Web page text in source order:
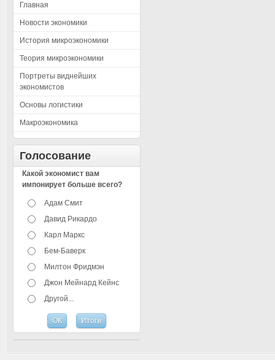
Главная
Новости экономики
История микроэкономики
Теория микроэкономики
Портреты виднейших
экономистов
Основы логистики
Макроэкономика
Голосование
Какой экономист вам
импонирует больше всего?
Адам Смит
Давид Рикардо
Карл Маркс
Бем-Баверк
Милтон Фридмэн
Джон Мейнард Кейнс
Другой...